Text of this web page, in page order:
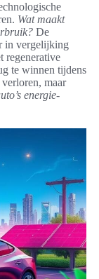
Wat maakt
De
in vergelijking
regenerative
te winnen tijdens
maar
energie-